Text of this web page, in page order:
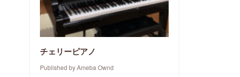
チェリーピアノ
Published by Ameba Ownd